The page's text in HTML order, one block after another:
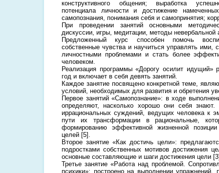
конструктивного общения; выработка
потенциала личности и достижение
самопознания, понимания себя и самопринятия;
При проведении занятий основными
дискуссии, игры, медитации, методы невербальной
Предложенный курс способен помочь
собственные чувства и научиться управлять ими,
личностными проблемами и стать более
человеком.
Реализация программы «Дорогу осилит идущий»
год и включает в себя девять занятий.
Каждое занятие посвящено конкретной теме,
условий, необходимых для развития и обретения
Первое занятий «Самопознание»: в ходе
определяют, насколько хорошо они себя знают.
иррациональных суждений, ведущих человека к
пути их трансформации в рациональные,
формированию эффективной жизненной
целей [5].
Второе занятие «Как достичь цели»:
подростками собственных мотивов достижения
основные составляющие и шаги достижения цели
Третье занятие «Работа над проблемой.
психики»: построено на выполнении упражнений,